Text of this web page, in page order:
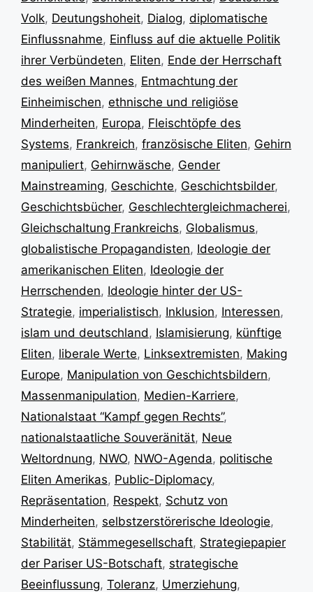
Volk, Deutungshoheit, Dialog, diplomatische
Einflussnahme, Einfluss auf die aktuelle Politik
ihrer Verbündeten, Eliten, Ende der Herrschaft
des weißen Mannes, Entmachtung der
Einheimischen, ethnische und religiöse
Minderheiten, Europa, Fleischtöpfe des
Systems, Frankreich, französische Eliten, Gehirn
manipuliert, Gehirnwäsche, Gender
Mainstreaming, Geschichte, Geschichtsbilder,
Geschichtsbücher, Geschlechtergleichmacherei,
Gleichschaltung Frankreichs, Globalismus,
globalistische Propagandisten, Ideologie der
amerikanischen Eliten, Ideologie der
Herrschenden, Ideologie hinter der US-
Strategie, imperialistisch, Inklusion, Interessen,
islam und deutschland, Islamisierung, künftige
Eliten, liberale Werte, Linksextremisten, Making
Europe, Manipulation von Geschichtsbildern,
Massenmanipulation, Medien-Karriere,
Nationalstaat “Kampf gegen Rechts”,
nationalstaatliche Souveränität, Neue
Weltordnung, NWO, NWO-Agenda, politische
Eliten Amerikas, Public-Diplomacy,
Repräsentation, Respekt, Schutz von
Minderheiten, selbstzerstörerische Ideologie,
Stabilität, Stämmegesellschaft, Strategiepapier
der Pariser US-Botschaft, strategische
Beeinflussung, Toleranz, Umerziehung,